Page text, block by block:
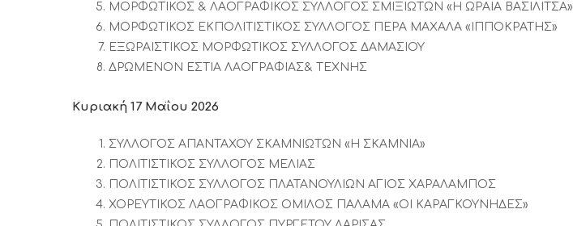
ΜΟΡΦΩΤΙΚΟΣ & ΛΑΟΓΡΑΦΙΚΟΣ ΣΥΛΛΟΓΟΣ ΣΜΙΞΙΩΤΩΝ «Η ΩΡΑΙΑ ΒΑΣΙΛΙΤΣΑ»
ΜΟΡΦΩΤΙΚΟΣ ΕΚΠΟΛΙΤΙΣΤΙΚΟΣ ΣΥΛΛΟΓΟΣ ΠΕΡΑ ΜΑΧΑΛΑ «ΙΠΠΟΚΡΑΤΗΣ»
ΕΞΩΡΑΙΣΤΙΚΟΣ ΜΟΡΦΩΤΙΚΟΣ ΣΥΛΛΟΓΟΣ ΔΑΜΑΣΙΟΥ
ΔΡΩΜΕΝΟΝ ΕΣΤΙΑ ΛΑΟΓΡΑΦΙΑΣ& ΤΕΧΝΗΣ
Κυριακή 17 Μαΐου 2026
ΣΥΛΛΟΓΟΣ ΑΠΑΝΤΑΧΟΥ ΣΚΑΜΝΙΩΤΩΝ «Η ΣΚΑΜΝΙΑ»
ΠΟΛΙΤΙΣΤΙΚΟΣ ΣΥΛΛΟΓΟΣ ΜΕΛΙΑΣ
ΠΟΛΙΤΙΣΤΙΚΟΣ ΣΥΛΛΟΓΟΣ ΠΛΑΤΑΝΟΥΛΙΩΝ ΑΓΙΟΣ ΧΑΡΑΛΑΜΠΟΣ
ΧΟΡΕΥΤΙΚΟΣ ΛΑΟΓΡΑΦΙΚΟΣ ΟΜΙΛΟΣ ΠΑΛΑΜΑ «ΟΙ ΚΑΡΑΓΚΟΥΝΗΔΕΣ»